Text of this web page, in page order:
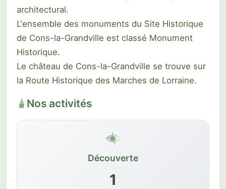
architectural.
L'ensemble des monuments du Site Historique
de Cons-la-Grandville est classé Monument
Historique.
Le château de Cons-la-Grandville se trouve sur
la Route Historique des Marches de Lorraine.
Nos activités
Découverte
1